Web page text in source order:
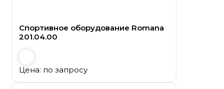
Спортивное оборудование Romana
201.04.00
Цена: по запросу